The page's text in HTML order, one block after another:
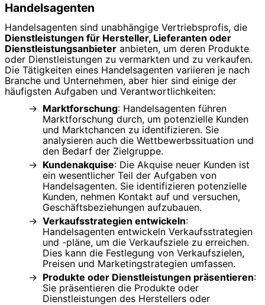
Handelsagenten
Handelsagenten sind unabhängige Vertriebsprofis, die
Dienstleistungen für Hersteller, Lieferanten oder
Dienstleistungsanbieter anbieten, um deren Produkte
oder Dienstleistungen zu vermarkten und zu verkaufen.
Die Tätigkeiten eines Handelsagenten variieren je nach
Branche und Unternehmen, aber hier sind einige der
häufigsten Aufgaben und Verantwortlichkeiten:
Marktforschung: Handelsagenten führen
Marktforschung durch, um potenzielle Kunden
und Marktchancen zu identifizieren. Sie
analysieren auch die Wettbewerbssituation und
den Bedarf der Zielgruppe.
Kundenakquise: Die Akquise neuer Kunden ist
ein wesentlicher Teil der Aufgaben von
Handelsagenten. Sie identifizieren potenzielle
Kunden, nehmen Kontakt auf und versuchen,
Geschäftsbeziehungen aufzubauen.
Verkaufsstrategien entwickeln:
Handelsagenten entwickeln Verkaufsstrategien
und -pläne, um die Verkaufsziele zu erreichen.
Dies kann die Festlegung von Verkaufszielen,
Preisen und Marketingstrategien umfassen.
Produkte oder Dienstleistungen präsentieren:
Sie präsentieren die Produkte oder
Dienstleistungen des Herstellers oder